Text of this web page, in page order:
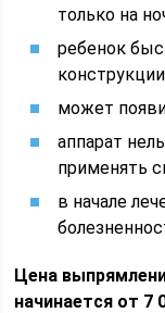
только на
ребенок
может
аппарат
применять
в начале
Цена
начинается от 7